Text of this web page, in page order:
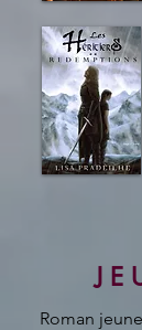
J E
Roman